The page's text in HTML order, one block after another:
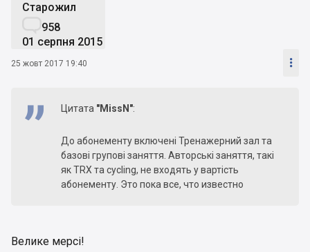
Старожил
958
01 серпня 2015
25 жовт 2017 19:40 
Цитата "MissN":
До абонементу включені Тренажерний зал та
базові групові заняття. Авторські заняття, такі
як TRX та cycling, не входять у вартість
абонементу. Это пока все, что известно
Велике мерсі!